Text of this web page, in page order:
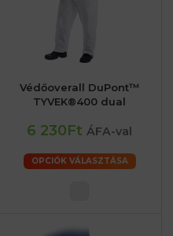
Védőoverall DuPont™
TYVEK®400 dual
6 230Ft ÁFA-val
OPCIÓK VÁLASZTÁSA